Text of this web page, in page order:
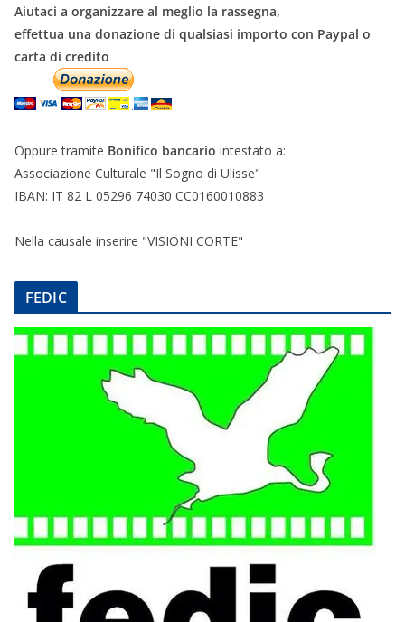
Aiutaci a organizzare al meglio la rassegna,
effettua una donazione di qualsiasi importo con Paypal o
carta di credito
Oppure tramite Bonifico bancario intestato a:
Associazione Culturale "Il Sogno di Ulisse"
IBAN: IT 82 L 05296 74030 CC0160010883
Nella causale inserire "VISIONI CORTE"
FEDIC